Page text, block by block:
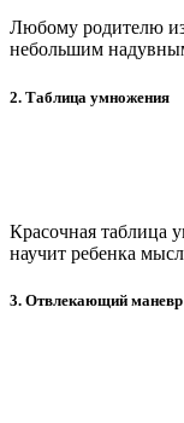
Любому родителю
небольшим
2. Таблица умножения
Красочная таблица
научит ребенка
3. Отвлекающий маневр